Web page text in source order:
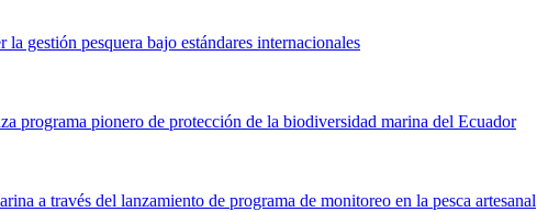
gestión pesquera bajo estándares internacionales
programa pionero de protección de la biodiversidad marina del Ecuador
a través del lanzamiento de programa de monitoreo en la pesca artesanal